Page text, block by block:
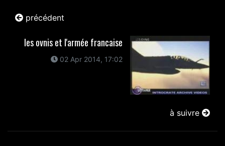
précédent
les ovnis et l'armée francaise
02 Apr 2014, 17:02
à suivre